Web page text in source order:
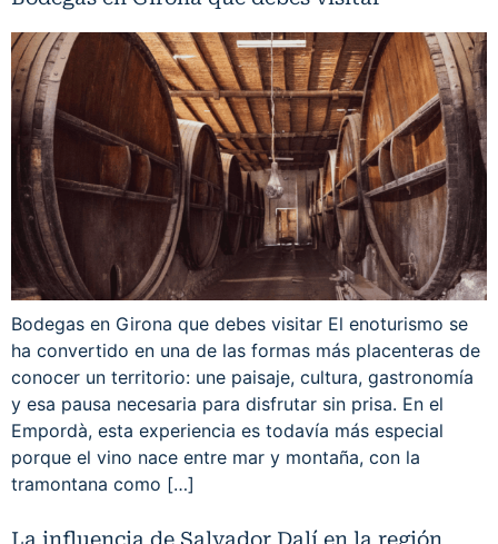
Bodegas en Girona que debes visitar El enoturismo se
ha convertido en una de las formas más placenteras de
conocer un territorio: une paisaje, cultura, gastronomía
y esa pausa necesaria para disfrutar sin prisa. En el
Empordà, esta experiencia es todavía más especial
porque el vino nace entre mar y montaña, con la
tramontana como […]
La influencia de Salvador Dalí en la región